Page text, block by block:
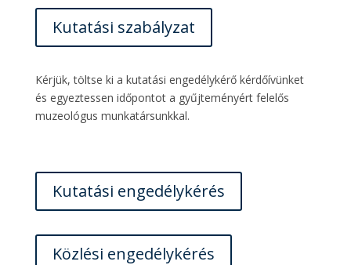
Kutatási szabályzat
Kérjük, töltse ki a kutatási engedélykérő kérdőívünket
és egyeztessen időpontot a gyűjteményért felelős
muzeológus munkatársunkkal.
Kutatási engedélykérés
Közlési engedélykérés